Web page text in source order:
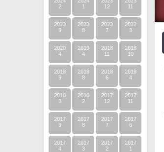
2
1
12
11
2023
9
2023
8
2023
7
2022
3
2020
4
2019
4
2018
11
2018
10
2018
9
2018
8
2018
6
2018
4
2018
3
2018
2
2017
12
2017
11
2017
9
2017
8
2017
7
2017
6
2017
4
2017
3
2017
2
2017
1